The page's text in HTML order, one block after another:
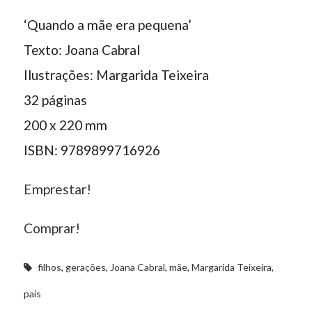
‘Quando a mãe era pequena’
Texto: Joana Cabral
Ilustrações: Margarida Teixeira
32 páginas
200 x 220 mm
ISBN: 9789899716926
Emprestar!
Comprar!
filhos, gerações, Joana Cabral, mãe, Margarida Teixeira,
pais